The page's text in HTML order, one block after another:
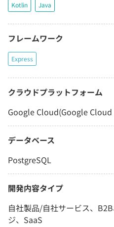
Kotlin Java
フレームワーク
Express
クラウドプラットフォーム
Google Cloud(Google
データベース
PostgreSQL
開発内容タイプ
自社製品/自社サービス、
ジ、SaaS